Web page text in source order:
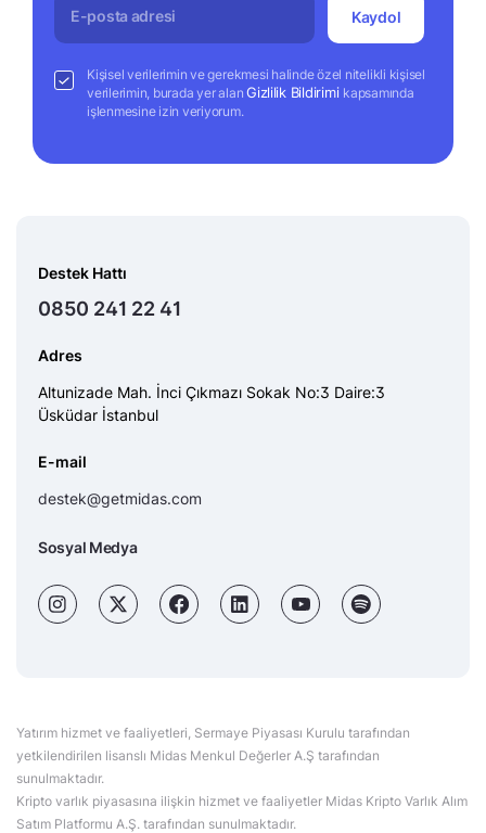
Kaydol
Kişisel verilerimin ve gerekmesi halinde özel nitelikli kişisel
verilerimin, burada yer alanGizlilik Bildirimi kapsamında
işlenmesine izin veriyorum.
Destek Hattı
0850 241 22 41
Adres
Altunizade Mah. İnci Çıkmazı Sokak No:3 Daire:3
Üsküdar İstanbul
E-mail
destek@getmidas.com
Sosyal Medya
Yatırım hizmet ve faaliyetleri, Sermaye Piyasası Kurulu tarafından
yetkilendirilen lisanslı Midas Menkul Değerler A.Ş tarafından
sunulmaktadır.
Kripto varlık piyasasına ilişkin hizmet ve faaliyetler Midas Kripto Varlık Alım
Satım Platformu A.Ş. tarafından sunulmaktadır.